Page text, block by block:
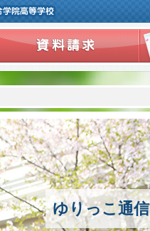
ゆりっこ通信